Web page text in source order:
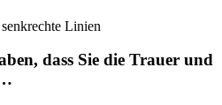
dass Sie die Trauer und